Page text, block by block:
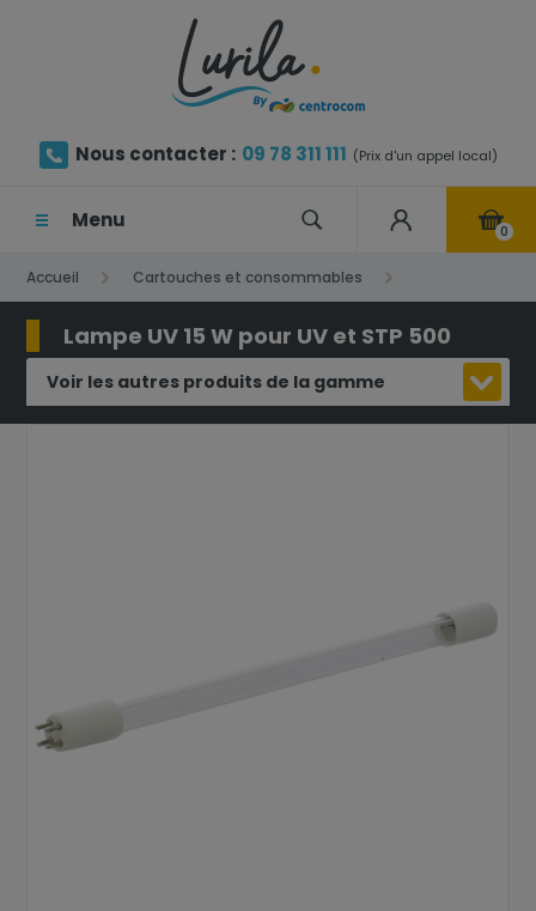
Nous contacter : 09 78 311 111 (Prix d'un appel local)
Menu 0
Accueil Cartouches et consommables
Lampe UV Lampe UV 15 W pour UV et STP 500
Lampe UV 15 W pour UV et STP 500
Voir les autres produits de la gamme